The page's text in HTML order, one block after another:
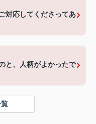
対応してくださってあ
と、人柄がよかったで